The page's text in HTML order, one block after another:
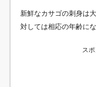
新鮮なカサゴの刺身は
対しては相応の年齢に
ス